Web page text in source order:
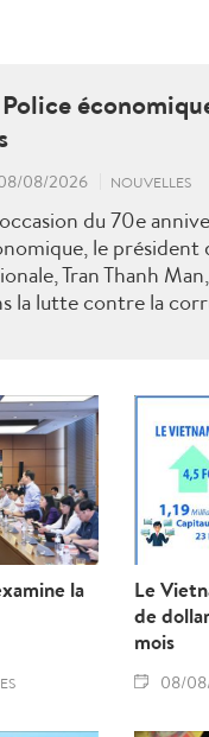
08/2026 NOUVELLES
du 70e
le président
Tran Thanh
la lutte contre la
la
Le
de
mois
08/